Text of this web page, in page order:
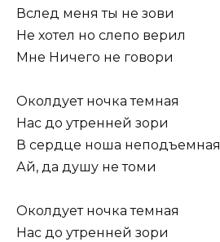
Вслед меня ты не зови
Не хотел но слепо верил
Мне Ничего не говори
Околдует ночка темная
Нас до утренней зори
В сердце ноша неподъемная
Ай, да душу не томи
Околдует ночка темная
Нас до утренней зори